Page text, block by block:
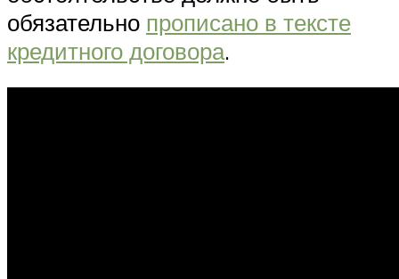
обязательно прописано в тексте
кредитного договора.